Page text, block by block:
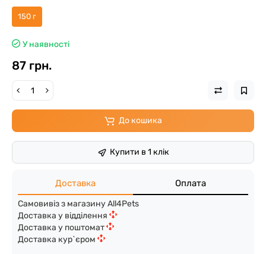
150 г
У наявності
87 грн.
До кошика
Купити в 1 клік
Доставка Оплата
Самовивіз з магазину All4Pets
Доставка у відділення
Доставка у поштомат
Доставка кур`єром